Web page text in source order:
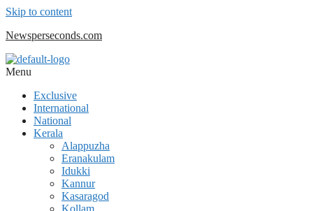
Skip to content
Newsperseconds.com
Menu
Exclusive
International
National
Kerala
Alappuzha
Eranakulam
Idukki
Kannur
Kasaragod
Kollam